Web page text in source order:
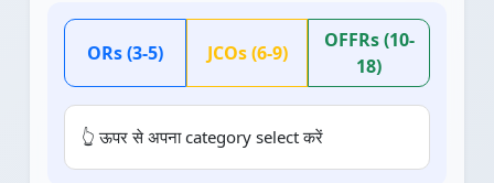
ORs (3-5) JCOs (6-9)
OFFRs (10-
18)
👆 ऊपर से अपना category select करें